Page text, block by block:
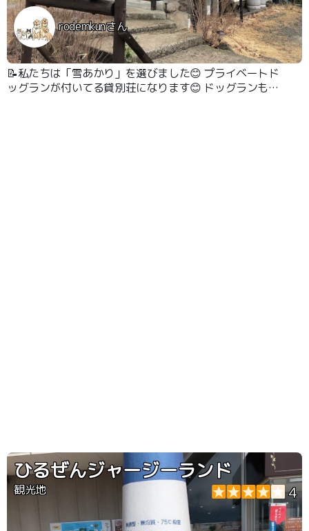
rodemkunさん
📝私たちは「雪あかり」を選びました😊 プライベートド
ッグランが付いてる貸別荘になります😊 ドッグランも広
ひるぜんジャージーランド
観光地 4